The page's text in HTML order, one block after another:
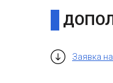
Заявка